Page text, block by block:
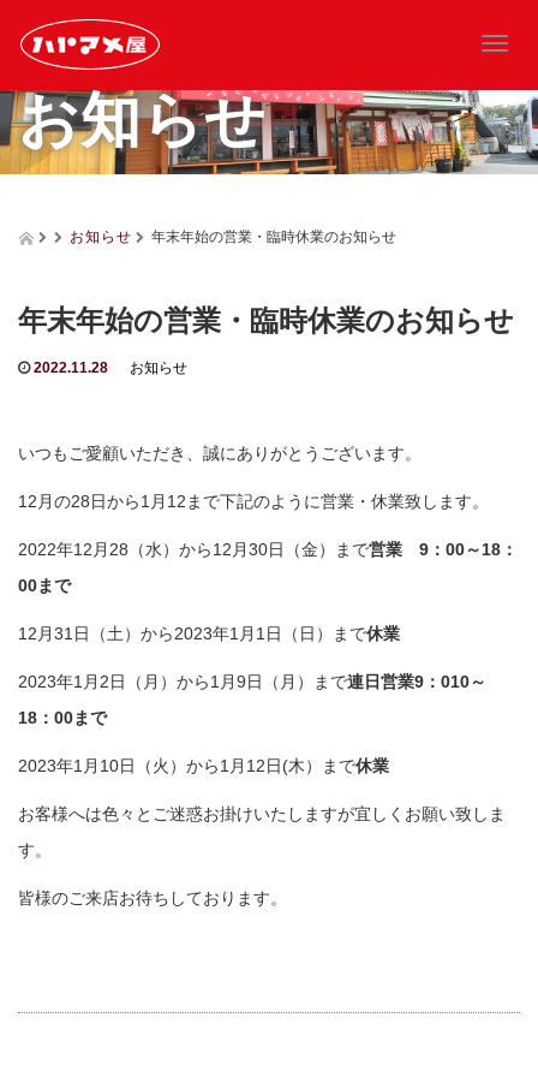
T
g
l
e
a
お知らせ
お知らせ 年末年始の営業・臨時休業のお知らせ
年末年始の営業・臨時休業のお知らせ
2022.11.28 お知らせ
いつもご愛顧いただき、誠にありがとうございます。
12月の28日から1月12まで下記のように営業・休業致します。
2022年12月28（水）から12月30日（金）まで営業 9：00～18：
00まで
12月31日（土）から2023年1月1日（日）まで休業
2023年1月2日（月）から1月9日（月）まで連日営業9：010～
18：00まで
2023年1月10日（火）から1月12日(木）まで休業
お客様へは色々とご迷惑お掛けいたしますが宜しくお願い致しま
す。
皆様のご来店お待ちしております。